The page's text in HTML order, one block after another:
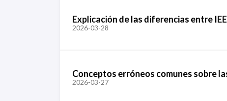
Explicación de las diferencias entre
2026-03-28
Conceptos erróneos comunes sobre
2026-03-27